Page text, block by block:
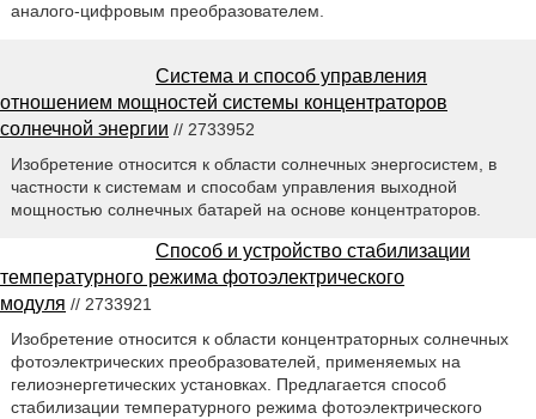
аналого-цифровым преобразователем.
Система и способ управления
отношением мощностей системы концентраторов
солнечной энергии // 2733952
Изобретение относится к области солнечных энергосистем, в
частности к системам и способам управления выходной
мощностью солнечных батарей на основе концентраторов.
Способ и устройство стабилизации
температурного режима фотоэлектрического
модуля // 2733921
Изобретение относится к области концентраторных солнечных
фотоэлектрических преобразователей, применяемых на
гелиоэнергетических установках. Предлагается способ
стабилизации температурного режима фотоэлектрического